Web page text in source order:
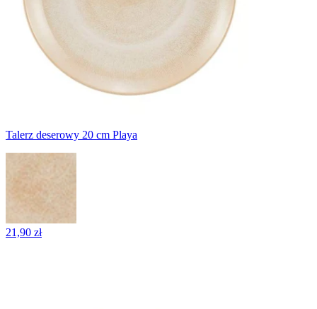
Talerz deserowy 20 cm Playa
21,90 zł